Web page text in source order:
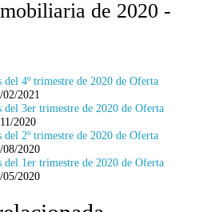
de 2020 -
4º trimestre de 2020 de Oferta
2021
del 3er trimestre de 2020 de Oferta
2020
2º trimestre de 2020 de Oferta
2020
del 1er trimestre de 2020 de Oferta
2020